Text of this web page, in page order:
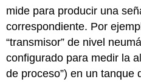
mide para producir una
correspondiente. Por
“transmisor” de nivel
configurado para medir la
de proceso”) en un tanque